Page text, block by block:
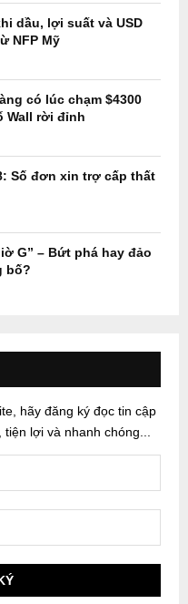
H
dầu, lợi suất và USD
NFP Mỹ
có lúc chạm $4300
Wall rời đỉnh
Số đơn xin trợ cấp thất
G” – Bứt phá hay đảo
bố?
hãy đăng ký đọc tin cập
lợi và nhanh chóng...